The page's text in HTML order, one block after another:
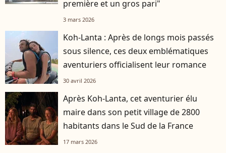
première et un gros pari"
3 mars 2026
Koh-Lanta : Après de longs mois passés
sous silence, ces deux emblématiques
aventuriers officialisent leur romance
30 avril 2026
Après Koh-Lanta, cet aventurier élu
maire dans son petit village de 2800
habitants dans le Sud de la France
17 mars 2026